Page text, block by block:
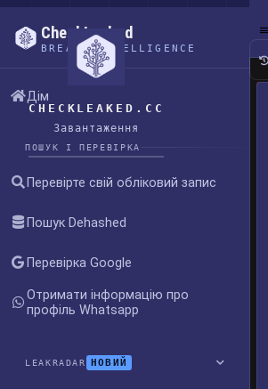
CHECKLEAKED.CC
Завантаження
CheckLeaked
BREACH INTELLIGENCE
Дім
ПОШУК І ПЕРЕВІРКА
Перевірте свій обліковий запис
Пошук Dehashed
Перевірка Google
Отримати інформацію про
профіль Whatsapp
LEAKRADAR НОВИЙ